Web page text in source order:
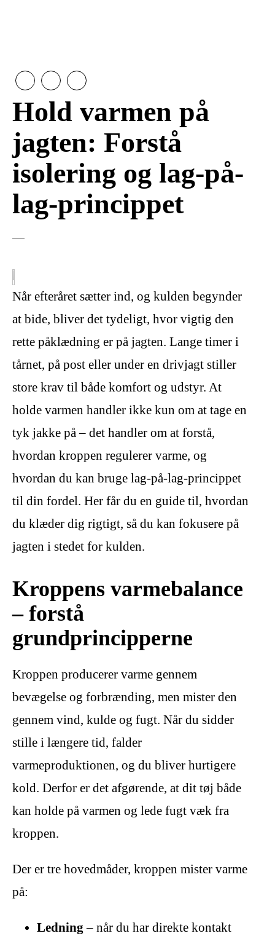
Hold varmen på
jagten: Forstå
isolering og lag-på-
lag-princippet
Når efteråret sætter ind, og kulden begynder
at bide, bliver det tydeligt, hvor vigtig den
rette påklædning er på jagten. Lange timer i
tårnet, på post eller under en drivjagt stiller
store krav til både komfort og udstyr. At
holde varmen handler ikke kun om at tage en
tyk jakke på – det handler om at forstå,
hvordan kroppen regulerer varme, og
hvordan du kan bruge lag-på-lag-princippet
til din fordel. Her får du en guide til, hvordan
du klæder dig rigtigt, så du kan fokusere på
jagten i stedet for kulden.
Kroppens varmebalance
– forstå
grundprincipperne
Kroppen producerer varme gennem
bevægelse og forbrænding, men mister den
gennem vind, kulde og fugt. Når du sidder
stille i længere tid, falder
varmeproduktionen, og du bliver hurtigere
kold. Derfor er det afgørende, at dit tøj både
kan holde på varmen og lede fugt væk fra
kroppen.
Der er tre hovedmåder, kroppen mister varme
på:
Ledning – når du har direkte kontakt